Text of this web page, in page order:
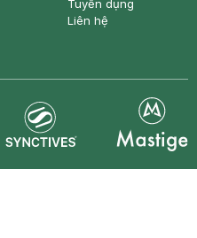
Tuyển dụng
Liên hệ